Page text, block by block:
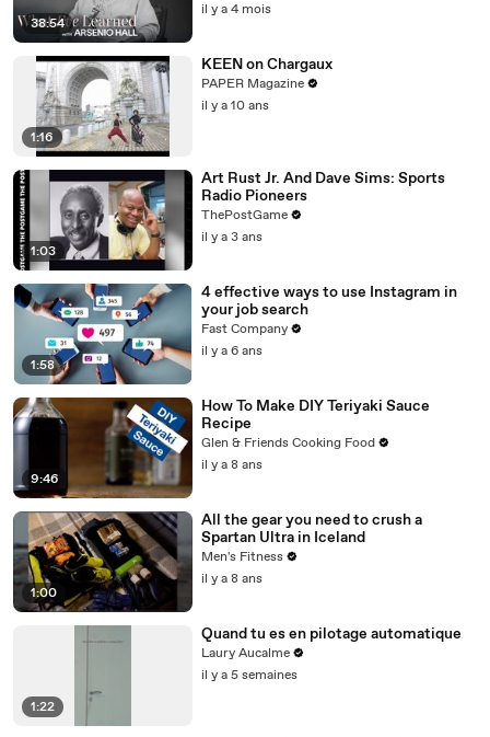
38:54
il y a 4 mois
1:16
KEEN on Chargaux
PAPER Magazine
il y a 10 ans
1:03
Art Rust Jr. And Dave Sims: Sports
Radio Pioneers
ThePostGame
il y a 3 ans
1:58
4 effective ways to use Instagram in
your job search
Fast Company
il y a 6 ans
9:46
How To Make DIY Teriyaki Sauce
Recipe
Glen & Friends Cooking Food
il y a 8 ans
1:00
All the gear you need to crush a
Spartan Ultra in Iceland
Men's Fitness
il y a 8 ans
1:22
Quand tu es en pilotage automatique
Laury Aucalme
il y a 5 semaines